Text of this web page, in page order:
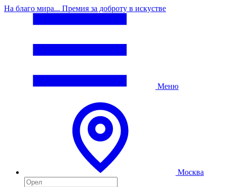
На благо мира... Премия за доброту в искустве
Меню
Москва